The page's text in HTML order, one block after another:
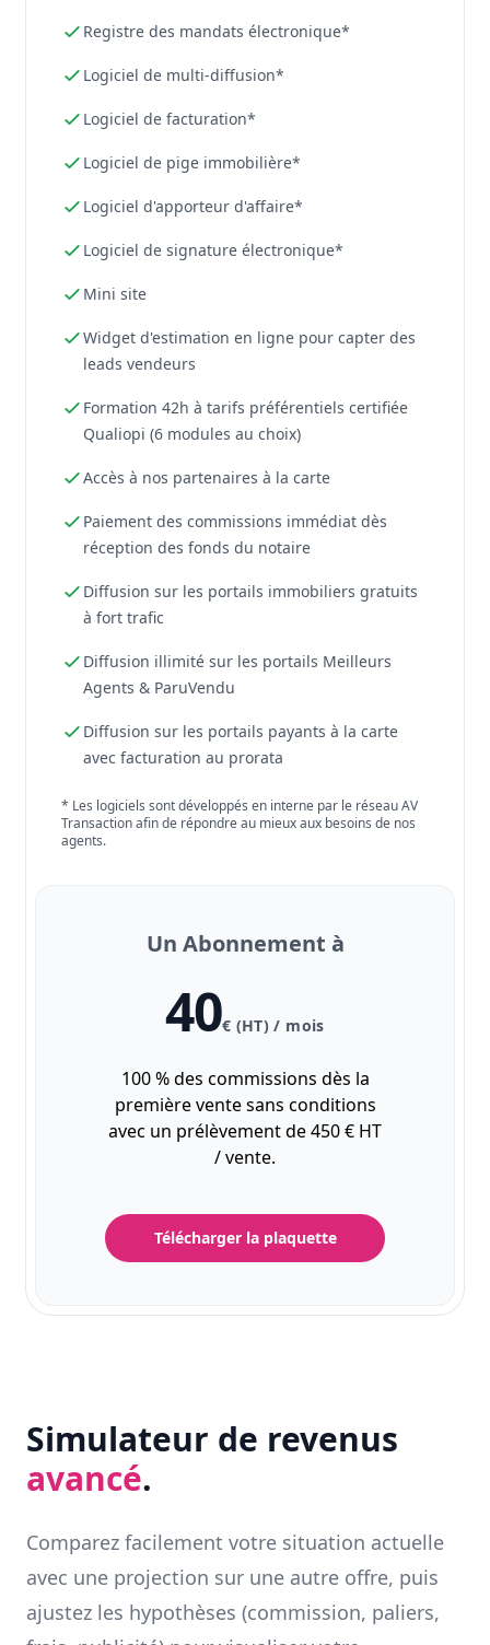
Registre des mandats électronique*
Logiciel de multi-diffusion*
Logiciel de facturation*
Logiciel de pige immobilière*
Logiciel d'apporteur d'affaire*
Logiciel de signature électronique*
Mini site
Widget d'estimation en ligne pour capter des
leads vendeurs
Formation 42h à tarifs préférentiels certifiée
Qualiopi (6 modules au choix)
Accès à nos partenaires à la carte
Paiement des commissions immédiat dès
réception des fonds du notaire
Diffusion sur les portails immobiliers gratuits
à fort trafic
Diffusion illimité sur les portails Meilleurs
Agents & ParuVendu
Diffusion sur les portails payants à la carte
avec facturation au prorata
* Les logiciels sont développés en interne par le réseau AV
Transaction afin de répondre au mieux aux besoins de nos
agents.
Un Abonnement à
40€ (HT) / mois
100 % des commissions dès la
première vente sans conditions
avec un prélèvement de 450 € HT
/ vente.
Télécharger la plaquette
Simulateur de revenus
avancé.
Comparez facilement votre situation actuelle
avec une projection sur une autre offre, puis
ajustez les hypothèses (commission, paliers,